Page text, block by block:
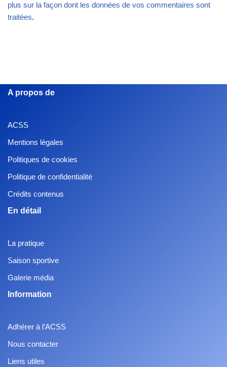
plus sur la façon dont les données de vos commentaires sont
traitées.
A propos de
ACSS
Mentions légales
Politiques de cookies
Politique de confidentialité
Crédits contenus
En détail
La pratique
Saison sportive
Galerie média
Information
Adhérer à l’ACSS
Nous contacter
Liens utiles